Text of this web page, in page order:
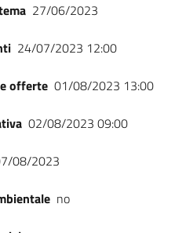
27/06/2023
24/07/2023 12:00
offerte 01/08/2023 13:00
02/08/2023 09:00
08/2023
no